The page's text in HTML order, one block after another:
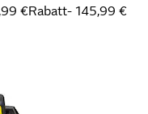
€Rabatt- 145,99 €